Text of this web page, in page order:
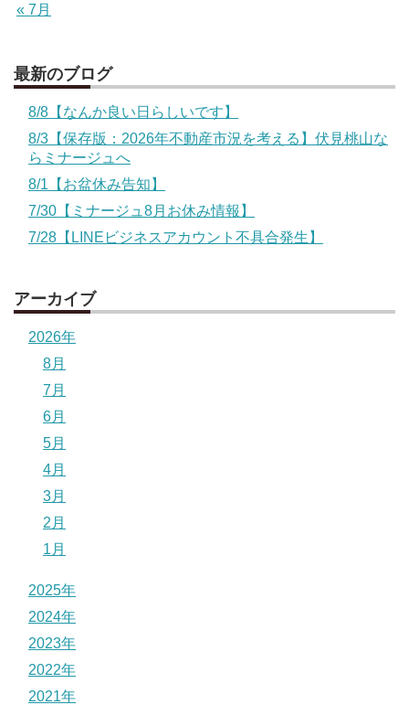
« 7月
最新のブログ
8/8【なんか良い日らしいです】
8/3【保存版：2026年不動産市況を考える】伏見桃山な
らミナージュへ
8/1【お盆休み告知】
7/30【ミナージュ8月お休み情報】
7/28【LINEビジネスアカウント不具合発生】
アーカイブ
2026年
8月
7月
6月
5月
4月
3月
2月
1月
2025年
2024年
2023年
2022年
2021年